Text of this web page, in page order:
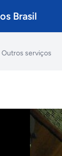
Brasil
Outros serviços